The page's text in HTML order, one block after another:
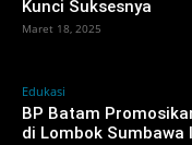
Kunci Suksesnya
Maret 18, 2025
Edukasi
BP Batam
di Lombok Sumbawa